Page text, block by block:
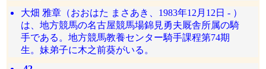
大畑 雅章（おおはた まさあき、1983年12月12日 - ）
は、地方競馬の名古屋競馬場錦見勇夫厩舎所属の騎
手である。地方競馬教養センター騎手課程第74期
生。妹弟子に木之前葵がいる。